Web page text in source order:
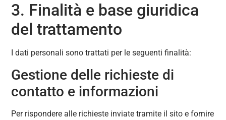
3. Finalità e base giuridica
del trattamento
I dati personali sono trattati per le seguenti finalità:
Gestione delle richieste di
contatto e informazioni
Per rispondere alle richieste inviate tramite il sito e fornire